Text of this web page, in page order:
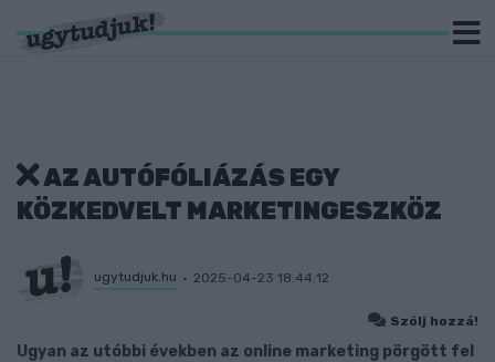
AZ AUTÓFÓLIÁZÁS EGY
KÖZKEDVELT MARKETINGESZKÖZ
ugytudjuk.hu 2025-04-23 18:44:12
Szólj hozzá!
Ugyan az utóbbi években az online marketing pörgött fel